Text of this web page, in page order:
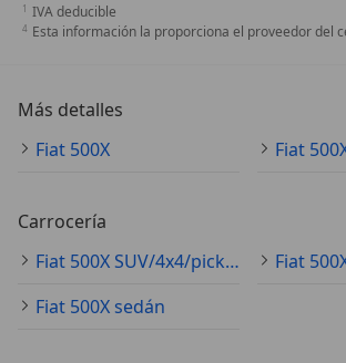
IVA deducible
Esta información la proporciona el proveedor del
Más detalles
Fiat 500X
Carrocería
Fiat 500X SUV/4x4/pickup
Fiat
Fiat 500X sedán